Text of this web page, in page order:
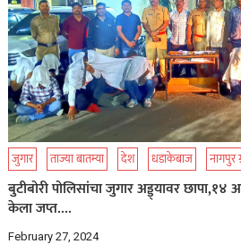
जुगार ताज्या बातम्या देश धडाकेबाज नागपुर
बुटीबोरी पोलिसांचा जुगार अड्ड्यावर
केला जप्त….
February 27, 2024